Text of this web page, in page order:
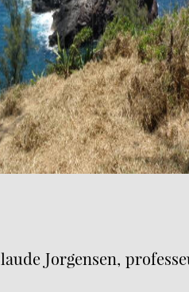
Jorgensen,